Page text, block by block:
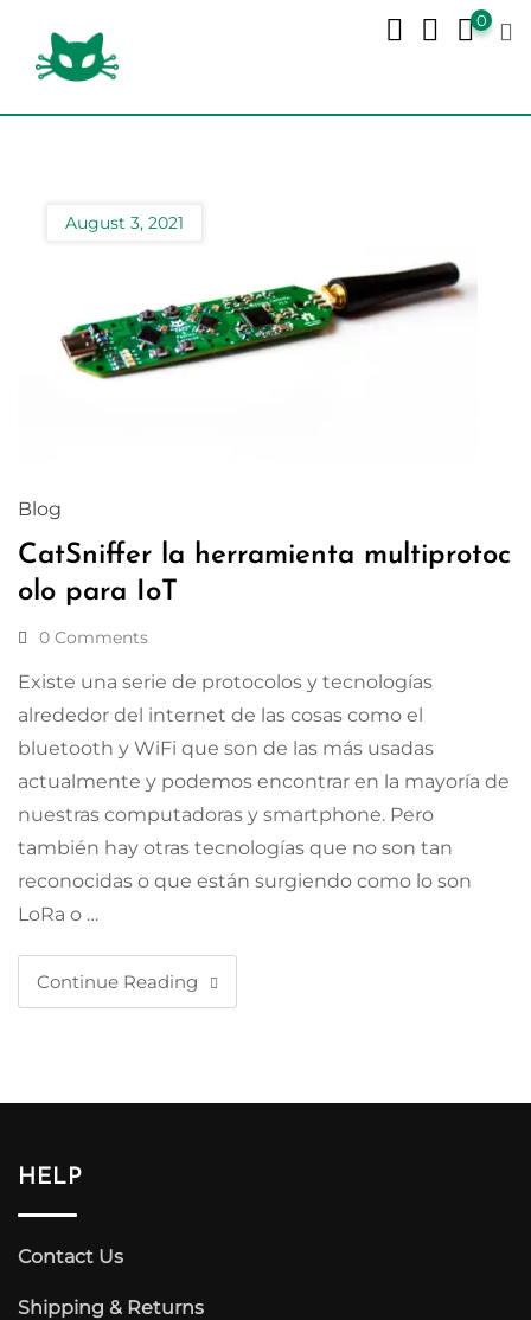
content
0
August 3, 2021
Blog
CatSniffer la herramienta multiprotoc
olo para IoT
0 Comments
Existe una serie de protocolos y tecnologías
alrededor del internet de las cosas como el
bluetooth y WiFi que son de las más usadas
actualmente y podemos encontrar en la mayoría de
nuestras computadoras y smartphone. Pero
también hay otras tecnologías que no son tan
reconocidas o que están surgiendo como lo son
LoRa o …
Continue Reading
HELP
Contact Us
Shipping & Returns